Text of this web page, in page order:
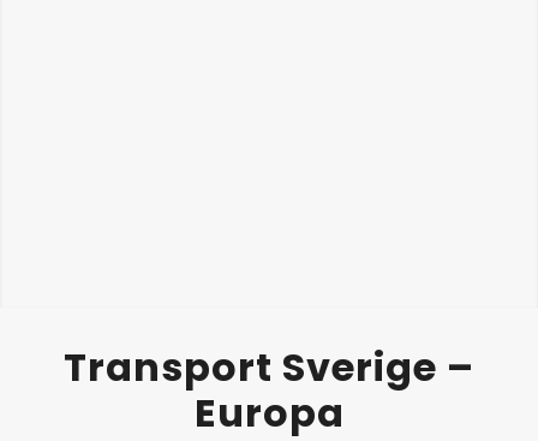
Transport Sverige –
Europa